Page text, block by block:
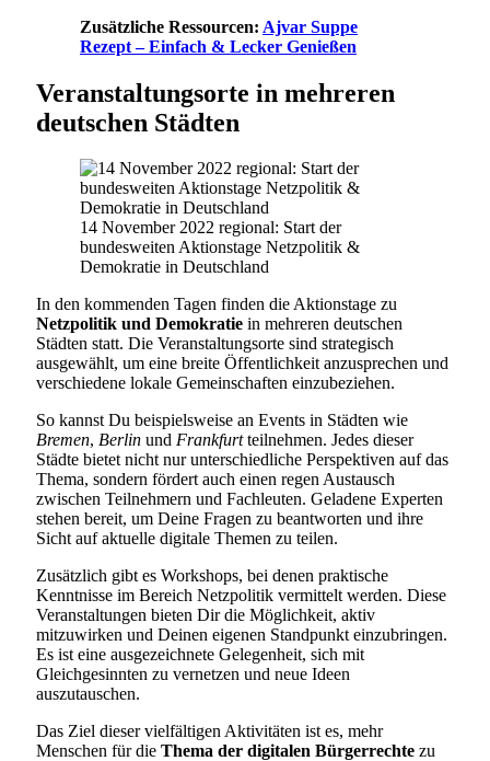
Zusätzliche Ressourcen: Ajvar Suppe
Rezept – Einfach & Lecker Genießen
Veranstaltungsorte in mehreren
deutschen Städten
14 November 2022 regional: Start der
bundesweiten Aktionstage Netzpolitik &
Demokratie in Deutschland
In den kommenden Tagen finden die Aktionstage zu
Netzpolitik und Demokratie in mehreren deutschen
Städten statt. Die Veranstaltungsorte sind strategisch
ausgewählt, um eine breite Öffentlichkeit anzusprechen und
verschiedene lokale Gemeinschaften einzubeziehen.
So kannst Du beispielsweise an Events in Städten wie
Bremen, Berlin und Frankfurtteilnehmen. Jedes dieser
Städte bietet nicht nur unterschiedliche Perspektiven auf das
Thema, sondern fördert auch einen regen Austausch
zwischen Teilnehmern und Fachleuten. Geladene Experten
stehen bereit, um Deine Fragen zu beantworten und ihre
Sicht auf aktuelle digitale Themen zu teilen.
Zusätzlich gibt es Workshops, bei denen praktische
Kenntnisse im Bereich Netzpolitik vermittelt werden. Diese
Veranstaltungen bieten Dir die Möglichkeit, aktiv
mitzuwirken und Deinen eigenen Standpunkt einzubringen.
Es ist eine ausgezeichnete Gelegenheit, sich mit
Gleichgesinnten zu vernetzen und neue Ideen
auszutauschen.
Das Ziel dieser vielfältigen Aktivitäten ist es, mehr
Menschen für die Thema der digitalen Bürgerrechte zu